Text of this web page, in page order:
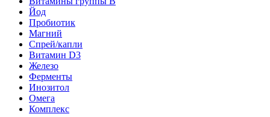
Йод
Пробиотик
Магний
Спрей/капли
Витамин D3
Железо
Ферменты
Инозитол
Омега
Комплекс